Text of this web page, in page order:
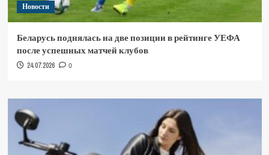
Новости
Беларусь поднялась на две позиции в рейтинге УЕФА
после успешных матчей клубов
24.07.2026 0